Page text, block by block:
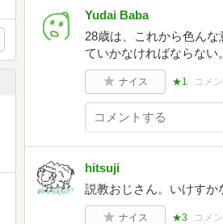
Yudai Baba
28歳は、これから色ん
ていかなければならない
ナイス ★1 コメ
hitsuji
説教おじさん。いけすか
ナイス ★3 コメ